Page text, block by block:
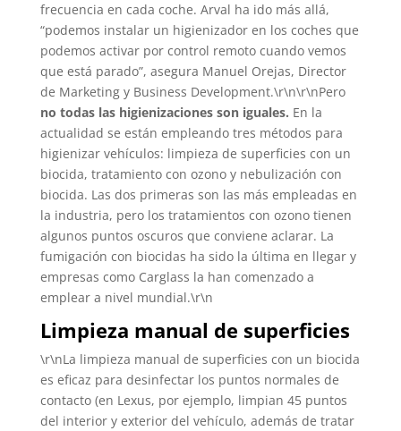
frecuencia en cada coche. Arval ha ido más allá,
“podemos instalar un higienizador en los coches que
podemos activar por control remoto cuando vemos
que está parado”, asegura Manuel Orejas, Director
de Marketing y Business Development.\r\n\r\nPero
no todas las higienizaciones son iguales. En la
actualidad se están empleando tres métodos para
higienizar vehículos: limpieza de superficies con un
biocida, tratamiento con ozono y nebulización con
biocida. Las dos primeras son las más empleadas en
la industria, pero los tratamientos con ozono tienen
algunos puntos oscuros que conviene aclarar. La
fumigación con biocidas ha sido la última en llegar y
empresas como Carglass la han comenzado a
emplear a nivel mundial.\r\n
Limpieza manual de superficies
\r\nLa limpieza manual de superficies con un biocida
es eficaz para desinfectar los puntos normales de
contacto (en Lexus, por ejemplo, limpian 45 puntos
del interior y exterior del vehículo, además de tratar